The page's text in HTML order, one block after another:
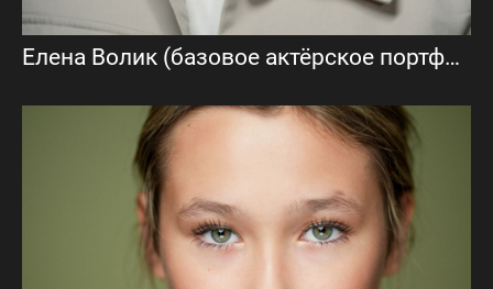
Елена Волик (базовое актёрское портфолио)